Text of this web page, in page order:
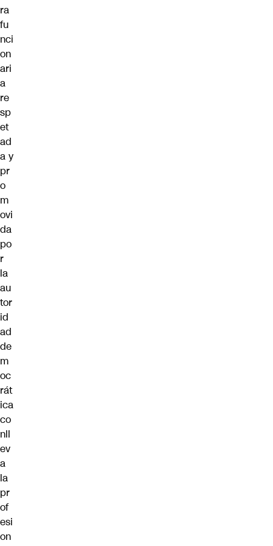
ra
fu
nci
on
ari
a
re
sp
et
ad
a y
pr
o
m
ovi
da
po
r
la
au
tor
id
ad
de
m
oc
rát
ica
co
nll
ev
a
la
pr
of
esi
on